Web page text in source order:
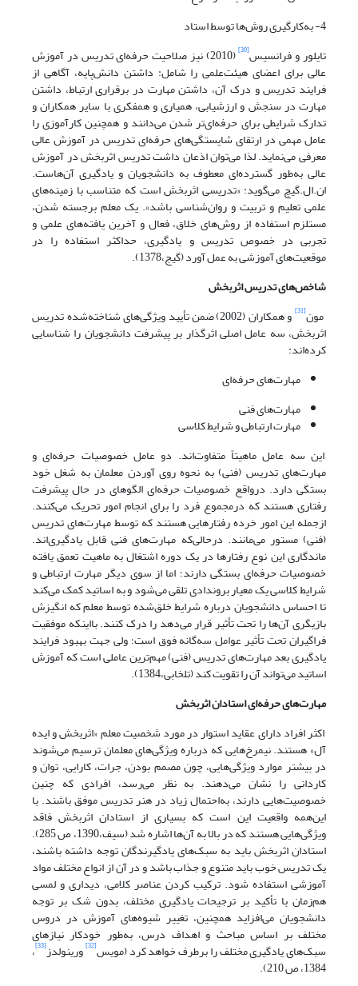
4- به‌کارگیری روش‌ها توسط استاد
تایلور و فرانسیس[30] (2010) نیز صلاحیت حرفه‌ای تدریس در آموزش
عالی برای اعضای هیئت‌علمی را شامل: داشتن دانش‌پایه، آگاهی از
فرایند تدریس و درک آن، داشتن مهارت در برقراری ارتباط، داشتن
مهارت در سنجش و ارزشیابی، همیاری و همفکری با سایر همکاران و
تدارک شرایطی برای حرفه‌ای‌تر شدن می‌دانند و همچنین کارآموزی را
عامل مهمی در ارتقای شایستگی‌های حرفه‌ای تدریس در آموزش عالی
معرفی می‌نماید. لذا می‌توان اذعان داشت تدریس اثربخش در آموزش
عالی به‌طور گسترده‌ای معطوف به دانشجویان و یادگیری آن‌هاست.
ان.ال.گیچ می‌گوید: «تدریسی اثربخش است که متناسب با زمینه‌های
علمی تعلیم و تربیت و روان‌شناسی باشد». یک معلم برجسته شدن،
مستلزم استفاده از روش‌های خلاق، فعال و آخرین یافته‌های علمی و
تجربی در خصوص تدریس و یادگیری، حداکثر استفاده را در
موقعیت‌های آموزشی به عمل آورد (گیج،1378).
شاخص‌های تدریس اثربخش
مون[31] و همکاران (2002) ضمن تأیید ویژگی‌های شناخته‌شده تدریس
اثربخش، سه عامل اصلی اثرگذار بر پیشرفت دانشجویان را شناسایی
کرده‌اند:
مهارت‌های حرفه‌ای
مهارت‌های فنی
مهارت ارتباطی و شرایط کلاسی
این سه عامل ماهیتاً متفاوت‌اند. دو عامل خصوصیات حرفه‌ای و
مهارت‌های تدریس (فنی) به نحوه روی آوردن معلمان به شغل خود
بستگی دارد. درواقع خصوصیات حرفه‌ای الگوهای در حال پیشرفت
رفتاری هستند که درمجموع فرد را برای انجام امور تحریک می‌کنند.
ازجمله این امور خرده رفتارهایی هستند که توسط مهارت‌های تدریس
(فنی) مستور می‌مانند. درحالی‌که مهارت‌های فنی قابل یادگیری‌اند.
ماندگاری این نوع رفتارها در یک دوره اشتغال به ماهیت تعمق یافته
خصوصیات حرفه‌ای بستگی دارند؛ اما از سوی دیگر مهارت ارتباطی و
شرایط کلاسی یک معیار بروندادی تلقی می‌شود و به اساتید کمک می‌کند
تا احساس دانشجویان درباره شرایط خلق‌شده توسط معلم که انگیزش
بازیگری آن‌ها را تحت تأثیر قرار می‌دهد را درک کنند. بااینکه موفقیت
فراگیران تحت تأثیر عوامل سه‌گانه فوق است؛ ولی جهت بهبود فرایند
یادگیری بعد مهارت‌های تدریس (فنی) مهم‌ترین عاملی است که آموزش
اساتید می‌تواند آن را تقویت کند (تلخابی،1384).
مهارت‌های حرفه‌ای استادان اثربخش
اکثر افراد دارای عقاید استوار در مورد شخصیت معلم «اثربخش و ایده
آل» هستند. نیمرخ‌هایی که درباره ویژگی‌های معلمان ترسیم می‌شوند
در بیشتر موارد ویژگی‌هایی، چون مصمم بودن، جرات، کارایی، توان و
کاردانی را نشان می‌دهند. به نظر می‌رسد، افرادی که چنین
خصوصیت‌هایی دارند، به‌احتمال زیاد در هنر تدریس موفق باشند. با
این‌همه واقعیت این است که بسیاری از استادان اثربخش فاقد
ویژگی‌هایی هستند که در بالا به آن‌ها اشاره شد (سیف،1390، ص 285).
استادان اثربخش باید به سبک‌های یادگیرندگان توجه داشته باشند،
یک تدریس خوب باید متنوع و جذاب باشد و در آن از انواع مختلف مواد
آموزشی استفاده شود. ترکیب کردن عناصر کلامی، دیداری و لمسی
هم‌زمان با تأکید بر ترجیحات یادگیری مختلف، بدون شک بر توجه
دانشجویان می‌افزاید همچنین، تغییر شیوه‌های آموزش در دروس
مختلف بر اساس مباحث و اهداف درس، به‌طور خودکار نیازهای
سبک‌های یادگیری مختلف را برطرف خواهد کرد (مویس[32] ورینولدز[33] ،
1384، ص 210).